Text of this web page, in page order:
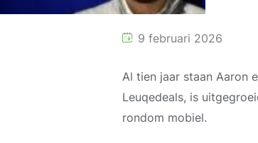
9 februari 2026
Al tien jaar staan Aaron
Leuqedeals, is
rondom mobiel.